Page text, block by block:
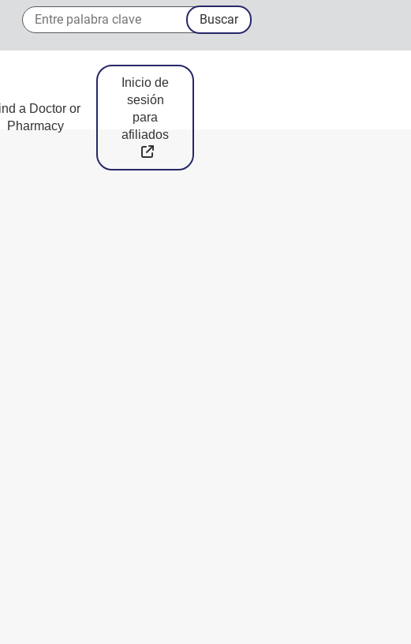
Entre palabra clave Buscar
a Doctor or
Pharmacy
Inicio de
sesión
para
afiliados
External Link